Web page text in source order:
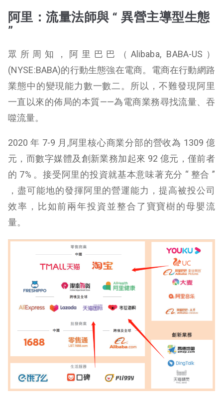
阿里：流量法師與 “ 異營主導型生態
”
眾所周知，阿里巴巴（Alibaba, BABA-US）
(NYSE:BABA)的行動生態強在電商。電商在行動網路
業態中的變現能力數一數二。所以，不難發現阿里
一直以來的佈局的本質——為電商業務尋找流量、吞
噬流量。
2020 年 7-9 月,阿里核心商業分部的營收為 1309 億
元，而數字媒體及創新業務加起來 92 億元，僅前者
的 7% 。接受阿里的投資就基本意味著充分 “ 整合 ”
，盡可能地的發揮阿里的營運能力，提高被投公司
效率，比如前兩年投資並整合了寶寶樹的母嬰流
量。